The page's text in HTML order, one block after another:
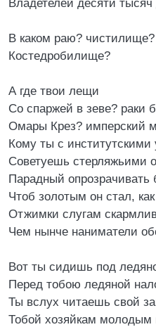
Владетелей десяти
В каком раю?
Костедробилище?
А где твои лещи
Со спаржей в зеве? раки
Омары Крез? имперский
Кому ты с
Советуешь стерляжьими
Парадный опрозрачивать
Чтоб золотым он стал,
Отжимки слугам
Чем нынче наниматели
Вот ты сидишь под
Перед тобою ледяной
Ты вслух читаешь свой
Тобой хозяйкам молодым